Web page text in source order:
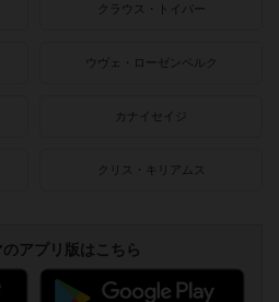
クラウス・トイバー
ウヴェ・ローゼンベルク
カナイセイジ
クリス・キリアムス
アプリ版はこちら